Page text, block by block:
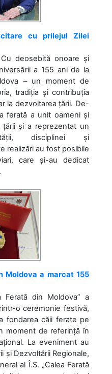
cu prilejul Zilei
deosebită onoare și
a 155 ani de la
– un moment de
tradiția și contribuția
la dezvoltarea țării. De-
ferată a unit oameni și
țării și a reprezentat un
disciplinei și
realizări au fost posibile
care și-au dedicat
Moldova a marcat 155
Ferată din Moldova” a
o ceremonie festivă,
fondarea căii ferate pe
moment de referință în
La eveniment au
și Dezvoltării Regionale,
al Î.S. „Calea Ferată